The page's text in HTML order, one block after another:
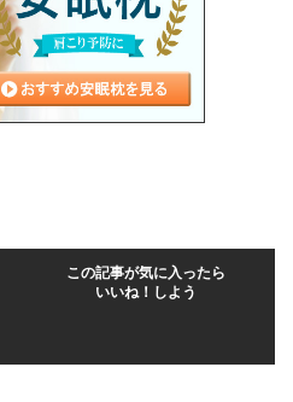
この記事が気に入ったら
いいね！しよう